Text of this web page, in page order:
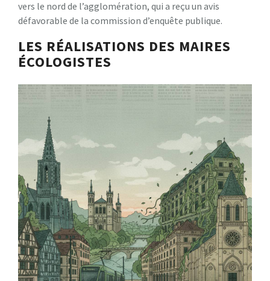
vers le nord de l’agglomération, qui a reçu un avis
défavorable de la commission d’enquête publique.
LES RÉALISATIONS DES MAIRES
ÉCOLOGISTES